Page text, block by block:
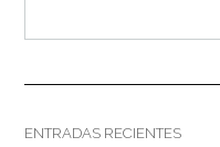
ENTRADAS RECIENTES